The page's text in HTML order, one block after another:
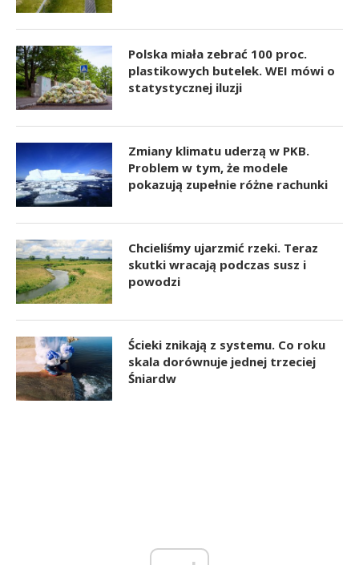
Polska miała zebrać 100 proc.
plastikowych butelek. WEI mówi o
statystycznej iluzji
Zmiany klimatu uderzą w PKB.
Problem w tym, że modele
pokazują zupełnie różne rachunki
Chcieliśmy ujarzmić rzeki. Teraz
skutki wracają podczas susz i
powodzi
Ścieki znikają z systemu. Co roku
skala dorównuje jednej trzeciej
Śniardw